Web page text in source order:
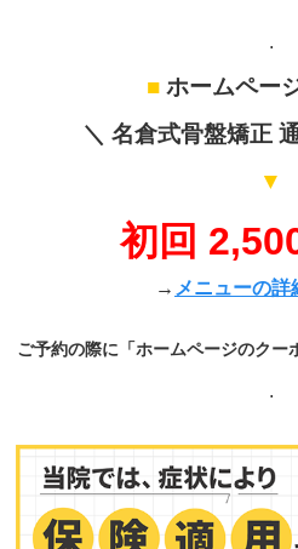
.
■ホームペー
＼ 名倉式骨盤矯正
▼
初回
→ メニューの詳
ご予約の際に「ホームページのクー
.